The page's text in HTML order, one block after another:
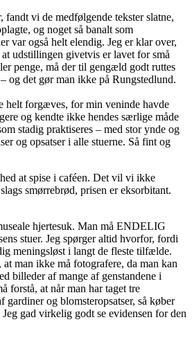
vi de medfølgende tekster slatne,
og noget så banalt som
var også helt elendig. Jeg er klar over,
at udstillingen givetvis er lavet for små
penge, må der til gengæld godt ruttes
og det gør man ikke på Rungstedlund.
helt forgæves, for min veninde havde
og kendte ikke hendes særlige måde
stadig praktiseres – med stor ynde og
og opsatser i alle stuerne. Så fint og
at spise i caféen. Det vil vi ikke
smørrebrød, prisen er eksorbitant.
hjertesuk. Man må ENDELIG
stuer. Jeg spørger altid hvorfor, fordi
meningsløst i langt de fleste tilfælde.
at man ikke må fotografere, da man kan
billeder af mange af genstandene i
forstå, at når man har taget tre
og blomsteropsatser, så køber
gad virkelig godt se evidensen for den